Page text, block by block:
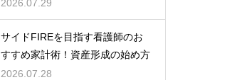
2026.07.29
サイドFIREを目指す看護師のお
すすめ家計術！資産形成の始め方
2026.07.28